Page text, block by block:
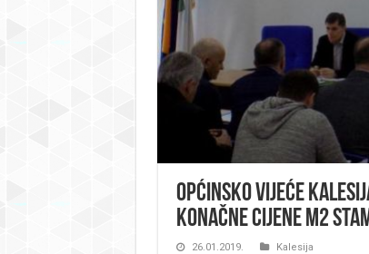
Općinsko vijeće
konačne cijene m2
26.01.2019. Kalesija